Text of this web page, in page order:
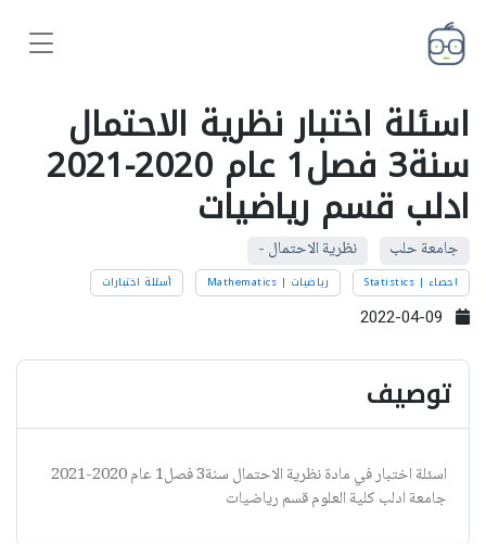
اسئلة اختبار نظرية الاحتمال
سنة3 فصل1 عام 2020-2021
ادلب قسم رياضيات
جامعة حلب نظرية الاحتمال -
احصاء | Statistics رياضيات | Mathematics أسئلة اختبارات
توصيف
اسئلة اختبار في مادة نظرية الاحتمال سنة3 فصل1 عام 2020-2021
جامعة ادلب كلية العلوم قسم رياضيات